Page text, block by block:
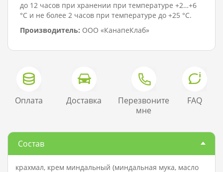
до 12 часов при хранении при температуре +2…+6
°C и не более 2 часов при температуре до +25 °C.
Производитель: ООО «КанапеКлаб»
Состав
крахмал, крем миндальный (миндальная мука, масло
Оплата Доставка
Перезвоните
мне
FAQ